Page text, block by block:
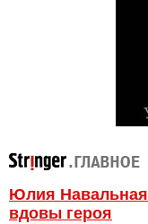
Юлия
вдовы героя